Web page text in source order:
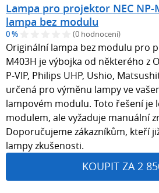
Lampa pro projektor NEC
lampa bez modulu
0 % (0 hodnocení)
Originální lampa bez modulu pro
M403H je výbojka od některého z
P-VIP, Philips UHP, Ushio,
určená pro výměnu lampy ve
lampovém modulu. Toto řešení je
modulem, ale vyžaduje manuální
Doporučujeme zákazníkům, kteří
lampy zkušenosti.
KOUPIT ZA 2